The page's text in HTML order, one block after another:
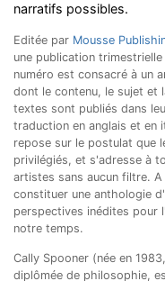
narratifs possibles.
Editée par Mousse
une publication trimestrielle
numéro est consacré à un
dont le contenu, le sujet et
textes sont publiés dans
traduction en anglais et en
repose sur le postulat que
privilégiés, et s'adresse à
artistes sans aucun filtre. A
constituer une anthologie
perspectives inédites pour
notre temps.
Cally Spooner (née en
diplômée de philosophie,